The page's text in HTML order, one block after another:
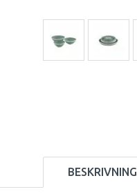
BESKRIVNING